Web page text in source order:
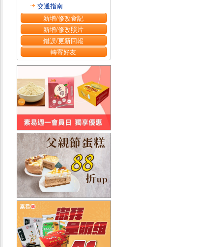
交通指南
新增/修改食記
新增/修改照片
錯誤/更新回報
轉寄好友